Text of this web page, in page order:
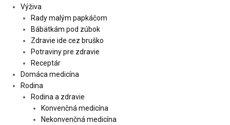
Výživa
Rady malým papkáčom
Bábätkám pod zúbok
Zdravie ide cez bruško
Potraviny pre zdravie
Receptár
Domáca medicína
Rodina
Rodina a zdravie
Konvenčná medicína
Nekonvenčná medicína